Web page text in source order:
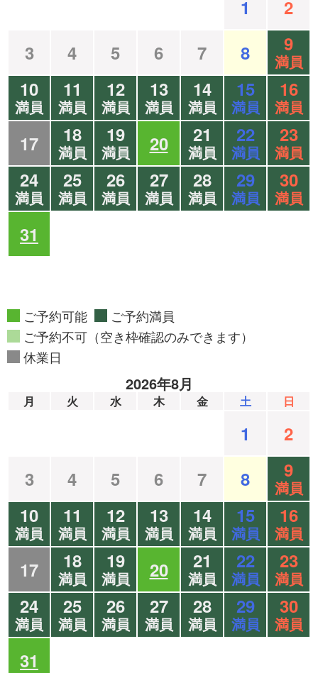
1
2
3
4 5 6 7 8 9
満員
10
満員
11
満員
12
満員
13
満員
14
満員
15
満員
16
満員
17 18
満員
19
満員 20 21
満員
22
満員
23
満員
24
満員
25
満員
26
満員
27
満員
28
満員
29
満員
30
満員
31
ご予約可能
ご予約満員
ご予約不可（空き枠確認のみできます）
休業日
2026年8月
月 火 水 木 金 土 日
1
2
3
4 5 6 7 8 9
満員
10
満員
11
満員
12
満員
13
満員
14
満員
15
満員
16
満員
17 18
満員
19
満員 20 21
満員
22
満員
23
満員
24
満員
25
満員
26
満員
27
満員
28
満員
29
満員
30
満員
31